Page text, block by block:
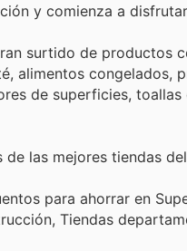
y comienza a
surtido de productos
alimentos
de superficies,
las mejores tiendas
para ahorrar en
Tiendas